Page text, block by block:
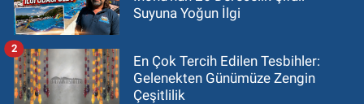
Suyuna Yoğun İlgi
En Çok Tercih Edilen Tesbihler:
Gelenekten Günümüze Zengin
Çeşitlilik
2